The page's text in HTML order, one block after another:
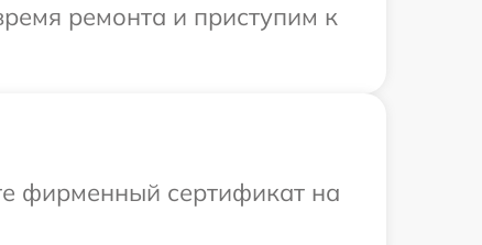
ремонта и приступим к
фирменный сертификат на